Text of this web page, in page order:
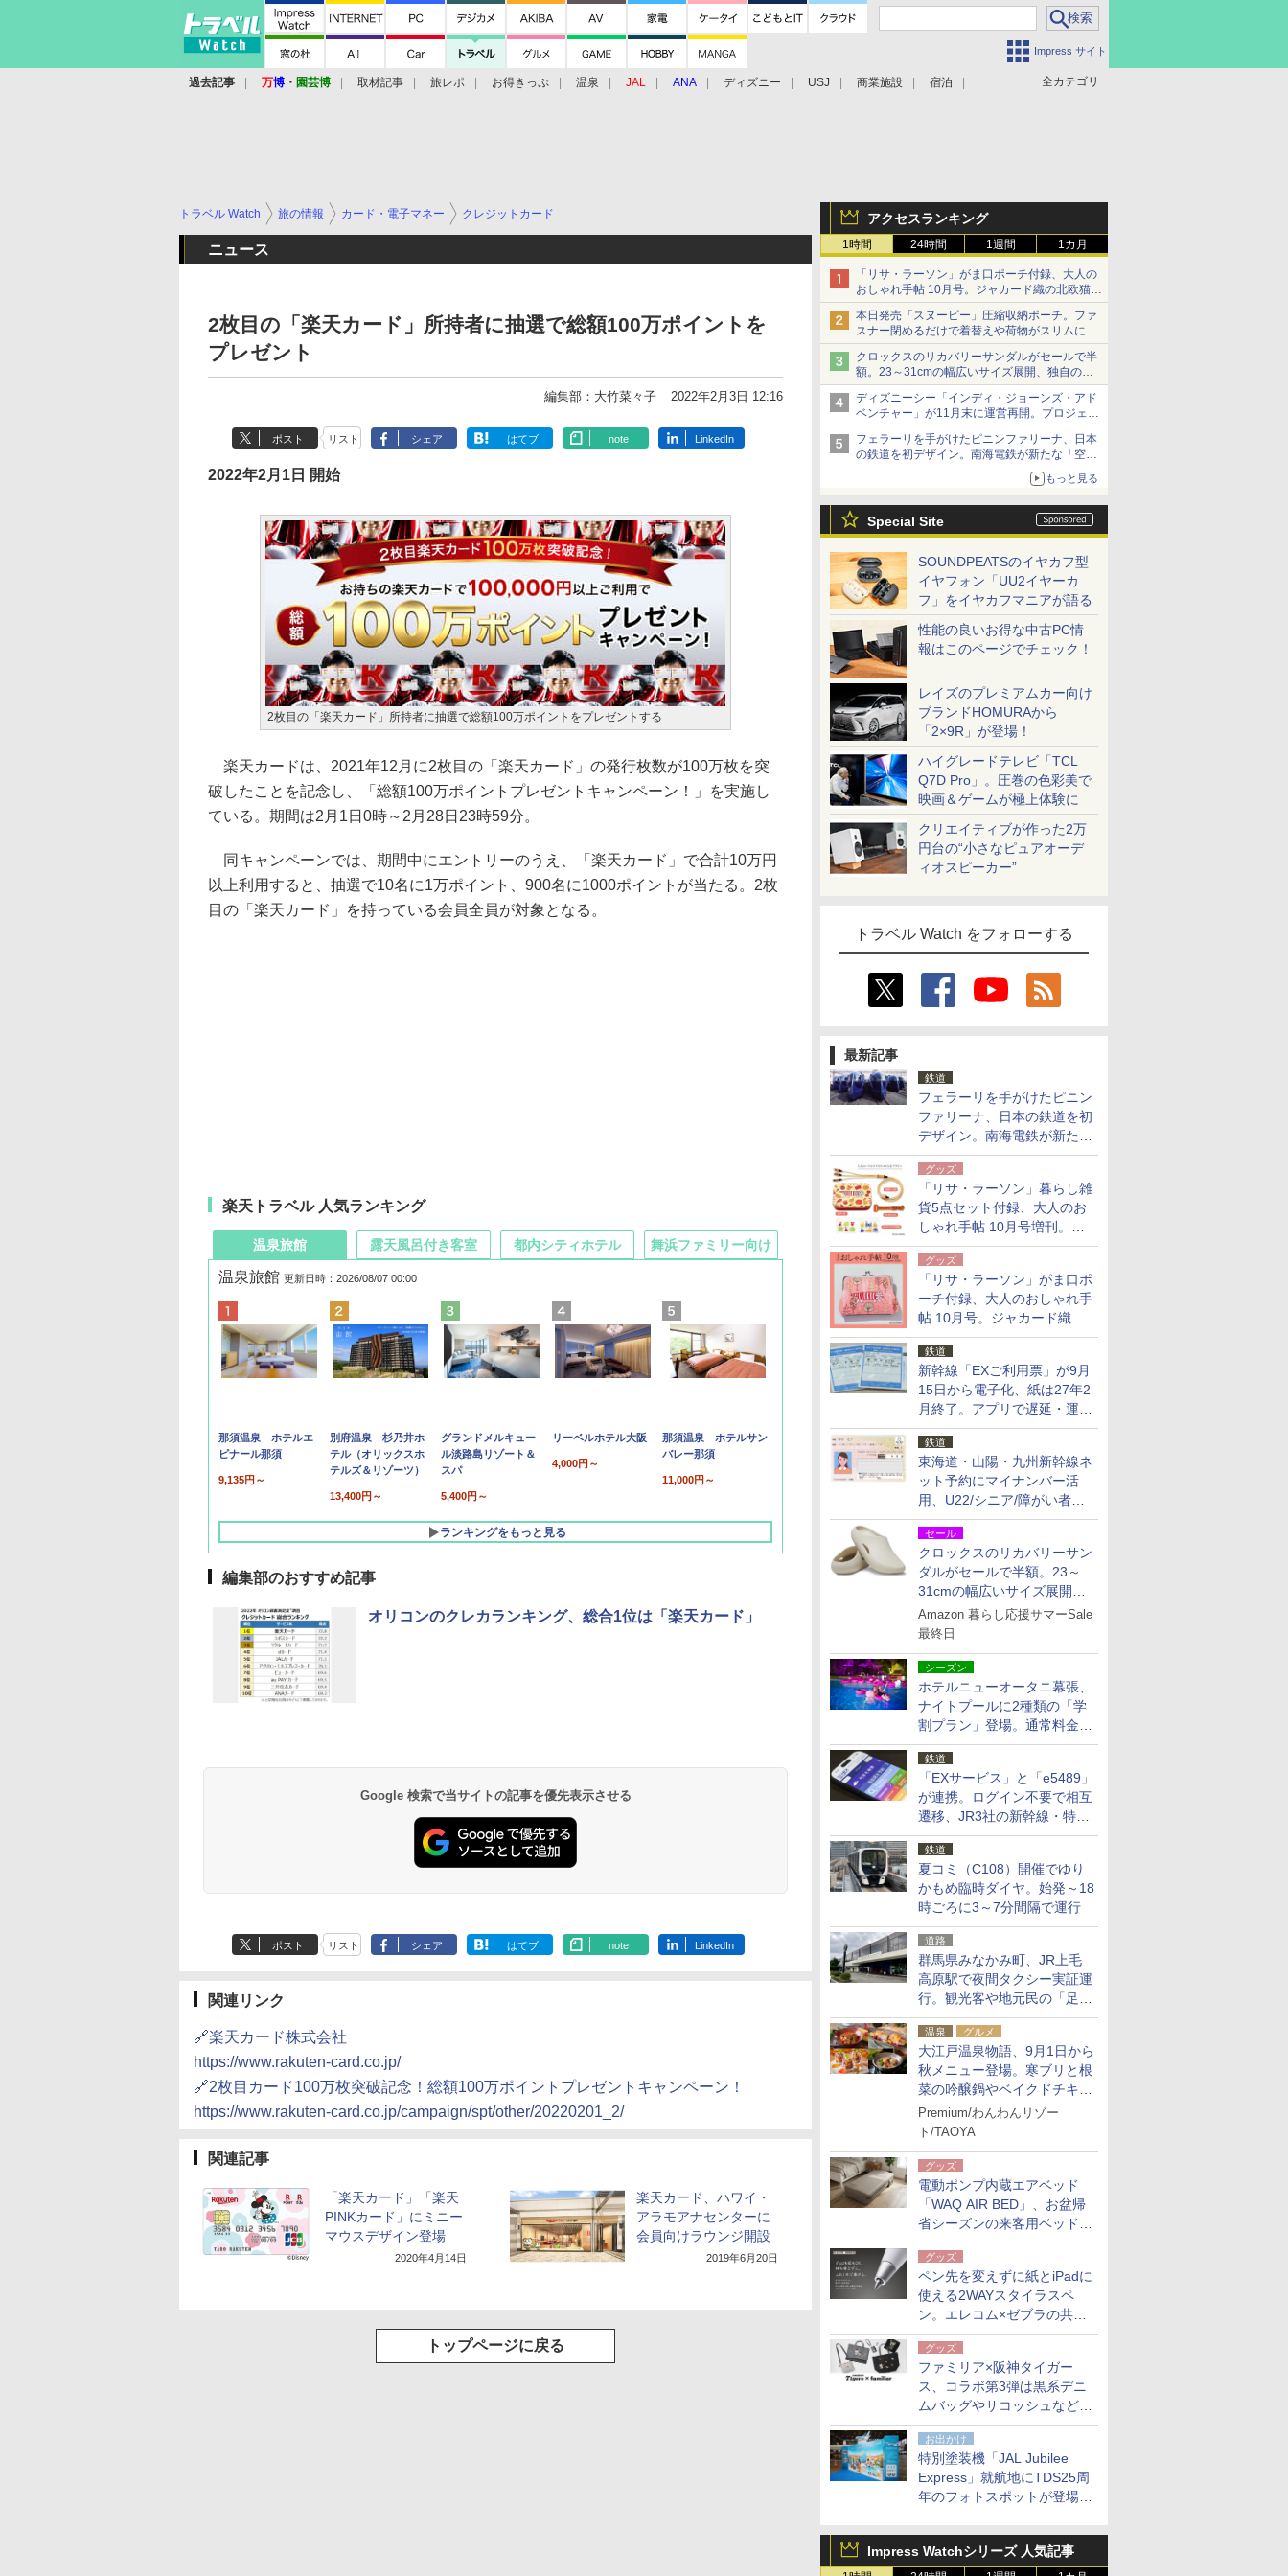
Impress サイト
全カテゴリ
過去記事 万博 ・ 園芸博 取材記事 旅レポ お得きっぷ 温泉 JAL ANA ディズニー USJ 商業施設 宿泊
アクセスランキング
1時間 24時間 1週間 1カ月
「リサ・ラーソン」がま口ポーチ付録、大人の
おしゃれ手帖 10月号。ジャカード織の北欧猫デ
ザイン
本日発売「スヌーピー」圧縮収納ポーチ。ファ
スナー閉めるだけで着替えや荷物がスリムにま
とまる
クロックスのリカバリーサンダルがセールで半
額。23～31cmの幅広いサイズ展開、独自のク
ッション素材を採用
ディズニーシー「インディ・ジョーンズ・アド
ベンチャー」が11月末に運営再開。プロジェク
ションマッピングを追加、DPAは1500円
フェラーリを手がけたピニンファリーナ、日本
の鉄道を初デザイン。南海電鉄が新たな「空港
もっと見る
Special Site
SOUNDPEATSのイヤカフ型
イヤフォン「UU2イヤーカ
フ」をイヤカフマニアが語る
性能の良いお得な中古PC情
報はこのページでチェック！
レイズのプレミアムカー向け
ブランドHOMURAから
「2×9R」が登場！
ハイグレードテレビ「TCL
Q7D Pro」。圧巻の色彩美で
映画＆ゲームが極上体験に
クリエイティブが作った2万
円台の“小さなピュアオーデ
ィオスピーカー”
トラベル Watch をフォローする
最新記事
鉄道
フェラーリを手がけたピニン
ファリーナ、日本の鉄道を初
デザイン。南海電鉄が新たな
「空港特急」をなにわ筋線へ
導入
グッズ
「リサ・ラーソン」暮らし雑
貨5点セット付録、大人のお
しゃれ手帖 10月号増刊。
USBケーブルや缶ケースなど
グッズ
「リサ・ラーソン」がま口ポ
ーチ付録、大人のおしゃれ手
帖 10月号。ジャカード織の
北欧猫デザイン
鉄道
新幹線「EXご利用票」が9月
15日から電子化、紙は27年2
月終了。アプリで遅延・運休
も確認可能に
鉄道
東海道・山陽・九州新幹線ネ
ット予約にマイナンバー活
用、U22/シニア/障がい者割
を9月15日から発売
セール
クロックスのリカバリーサン
ダルがセールで半額。23～
31cmの幅広いサイズ展開、
独自のクッション素材を採用
Amazon 暮らし応援サマーSale
最終日
シーズン
ホテルニューオータニ幕張、
ナイトプールに2種類の「学
割プラン」登場。通常料金の
およそ半額でお得に夜活
鉄道
「EXサービス」と「e5489」
が連携。ログイン不要で相互
遷移、JR3社の新幹線・特急
予約をアプリで一括確認
鉄道
夏コミ（C108）開催でゆり
かもめ臨時ダイヤ。始発～18
時ごろに3～7分間隔で運行
道路
群馬県みなかみ町、JR上毛
高原駅で夜間タクシー実証運
行。観光客や地元民の「足が
ない」課題解消へ、木金土に
2台体制
温泉 グルメ
大江戸温泉物語、9月1日から
秋メニュー登場。寒ブリと根
菜の吟醸鍋やベイクドチキ
ン、ショコラ＆栗スイーツも
食べ放題に
Premium/わんわんリゾー
ト/TAOYA
グッズ
電動ポンプ内蔵エアベッド
「WAQ AIR BED」、お盆帰
省シーズンの来客用ベッドに
も。使用後は収納バッグでコ
ンパクトに保管
グッズ
ペン先を変えずに紙とiPadに
使える2WAYスタイラスペ
ン。エレコム×ゼブラの共同
開発
グッズ
ファミリア×阪神タイガー
ス、コラボ第3弾は黒系デニ
ムバッグやサコッシュなど6
点。8月21日オンラインスト
アで発売
お出かけ
特別塗装機「JAL Jubilee
Express」就航地にTDS25周
年のフォトスポットが登場。
Impress Watchシリーズ 人気記事
トラベル Watch 旅の情報 カード・電子マネー クレジットカード
ニュース
2枚目の「楽天カード」所持者に抽選で総額100万ポイントを
プレゼント
編集部：大竹菜々子 2022年2月3日 12:16
ポスト リスト シェア はてブ note LinkedIn
2022年2月1日 開始
2枚目の「楽天カード」所持者に抽選で総額100万ポイントをプレゼントする
楽天カードは、2021年12月に2枚目の「楽天カード」の発行枚数が100万枚を突
破したことを記念し、「総額100万ポイントプレゼントキャンペーン！」を実施し
ている。期間は2月1日0時～2月28日23時59分。
同キャンペーンでは、期間中にエントリーのうえ、「楽天カード」で合計10万円
以上利用すると、抽選で10名に1万ポイント、900名に1000ポイントが当たる。2枚
目の「楽天カード」を持っている会員全員が対象となる。
楽天トラベル 人気ランキング
温泉旅館
温泉旅館 更新日時：2026/08/07 00:00
那須温泉 ホテルエ
ピナール那須
9,135円～
別府温泉 杉乃井ホ
テル（オリックスホ
テルズ＆リゾーツ）
13,400円～
グランドメルキュー
ル淡路島リゾート＆
スパ
5,400円～
リーベルホテル大阪
4,000円～
那須温泉 ホテルサン
バレー那須
11,000円～
ランキングをもっと見る
露天風呂付き客室
10,450円～
19,541円～
都内シティホテル 舞浜ファミリー向け
7,950円～
5,758円～
編集部のおすすめ記事
オリコンのクレカランキング、総合1位は「楽天カード」
Google 検索で当サイトの記事を優先表示させる
ポスト リスト シェア はてブ note LinkedIn
関連リンク
🔗楽天カード株式会社
https://www.rakuten-card.co.jp/
🔗2枚目カード100万枚突破記念！総額100万ポイントプレゼントキャンペーン！
https://www.rakuten-card.co.jp/campaign/spt/other/20220201_2/
関連記事
「楽天カード」「楽天
PINKカード」にミニー
マウスデザイン登場
2020年4月14日
楽天カード、ハワイ・
アラモアナセンターに
会員向けラウンジ開設
2019年6月20日
トップページに戻る